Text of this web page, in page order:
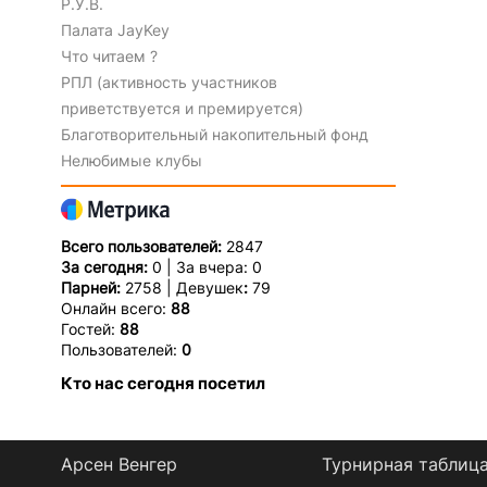
Палата JayKey
Что читаем ?
РПЛ (активность участников
приветствуется и премируется)
Благотворительный накопительный фонд
Нелюбимые клубы
Всего пользователей: 2847
За сегодня: 0 | За вчера: 0
Парней: 2758 | Девушек:79
Онлайн всего: 88
Гостей: 88
Пользователей: 0
Кто нас сегодня посетил
Арсен Венгер Турнирная таблица